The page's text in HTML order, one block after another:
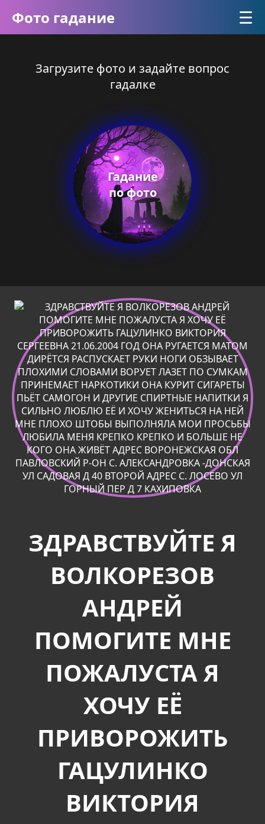
Фото гадание ☰
Загрузите фото и задайте вопрос
гадалке
Гадание
по фото
ЗДРАВСТВУЙТЕ Я
ВОЛКОРЕЗОВ
АНДРЕЙ
ПОМОГИТЕ МНЕ
ПОЖАЛУСТА Я
ХОЧУ ЕЁ
ПРИВОРОЖИТЬ
ГАЦУЛИНКО
ВИКТОРИЯ